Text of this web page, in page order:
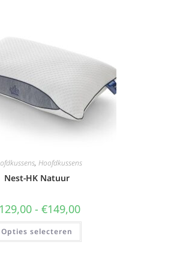
, Hoofdkussens
Nest-HK Natuur
129,00 - €149,00
Opties selecteren